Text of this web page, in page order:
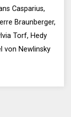
Casparius,
Braunberger,
Torf, Hedy
von Newlinsky